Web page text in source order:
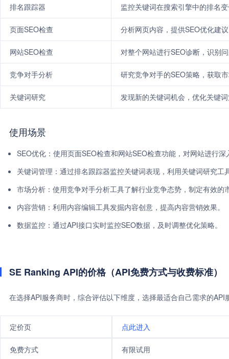
排名跟踪器 监控关键词在搜索引擎中的排名
页面SEO检查 分析网页内容，提供SEO优化建
网站SEO检查 对整个网站进行SEO诊断，识别
竞争对手分析 研究竞争对手的SEO策略，获取
关键词研究 发现新的关键词机会，优化关键
使用场景
SEO优化：使用页面SEO检查和网站SEO检查功能，对网站进行
关键词管理：通过排名跟踪器监控关键词表现，利用关键词研究工
市场分析：使用竞争对手分析工具了解行业竞争态势，制定有效的
内容营销：利用内容编辑工具发掘内容创意，提高内容营销效果。
数据监控：通过API接口实时监控SEO数据，及时调整优化策略。
SE Ranking API的价格（API免费方式与收费标准）
在选择API服务商时，综合评估以下维度，选择最适合自己需求的
定价页 点此进入
免费方式 有限试用